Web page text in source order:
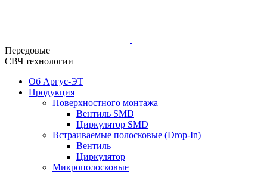
Передовые
СВЧ технологии
Об Аргус-ЭТ
Продукция
Поверхностного монтажа
Вентиль SMD
Циркулятор SMD
Встраиваемые полосковые (Drop-In)
Вентиль
Циркулятор
Микрополосковые